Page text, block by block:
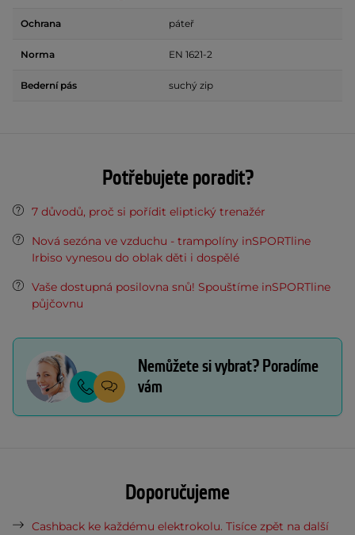
Ochrana páteř
Norma EN 1621-2
Bederní pás suchý zip
Potřebujete poradit?
7 důvodů, proč si pořídit eliptický trenažér
Nová sezóna ve vzduchu - trampolíny inSPORTline
Irbiso vynesou do oblak děti i dospělé
Vaše dostupná posilovna snů! Spouštíme inSPORTline
půjčovnu
Nemůžete si vybrat? Poradíme
vám
Doporučujeme
Cashback ke každému elektrokolu. Tisíce zpět na další